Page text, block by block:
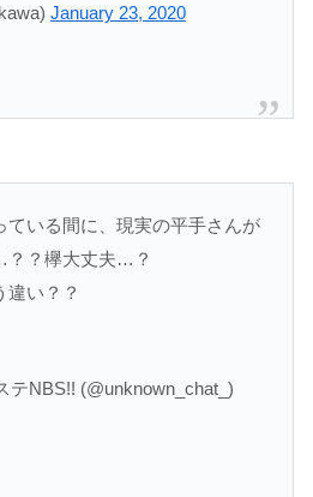
January 23, 2020
ている間に、現実の平手さんが
？？欅大丈夫…？
違い？？
NBS!! (@unknown_chat_)